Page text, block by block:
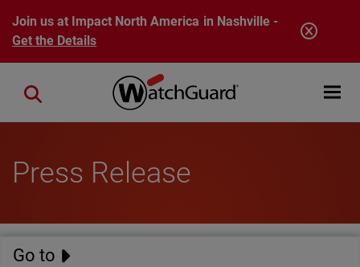
Skip to main content
Join us at Impact North America in Nashville -
Get the Details
Open
Close search
Press Release
Go to